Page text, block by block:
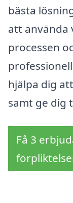
bästa
att
processen
hjälpa dig
samt ge dig
Få 3